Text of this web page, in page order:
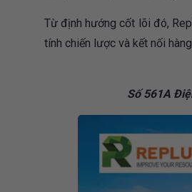
Từ định hướng cốt lõi đó,
tính chiến lược và kết nối
Số 561A